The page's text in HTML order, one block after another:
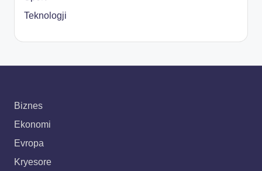
Teknologji
Biznes
Ekonomi
Evropa
Kryesore